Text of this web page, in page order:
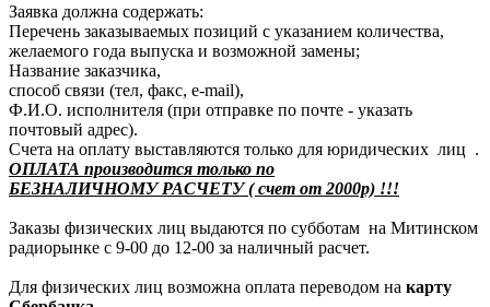
Заявка должна содержать:
Перечень заказываемых позиций с указанием количества,
желаемого года выпуска и возможной замены;
Название заказчика,
способ связи (тел, факс, e-mail),
Ф.И.О. исполнителя (при отправке по почте - указать
почтовый адрес).
Счета на оплату выставляются только для юридических лиц .
ОПЛАТА производится только по
БЕЗНАЛИЧНОМУ РАСЧЕТУ ( счет от 2000р) !!!
Заказы физических лиц выдаются по субботам на Митинском
радиорынке с 9-00 до 12-00 за наличный расчет.
Для физических лиц возможна оплата переводом на карту